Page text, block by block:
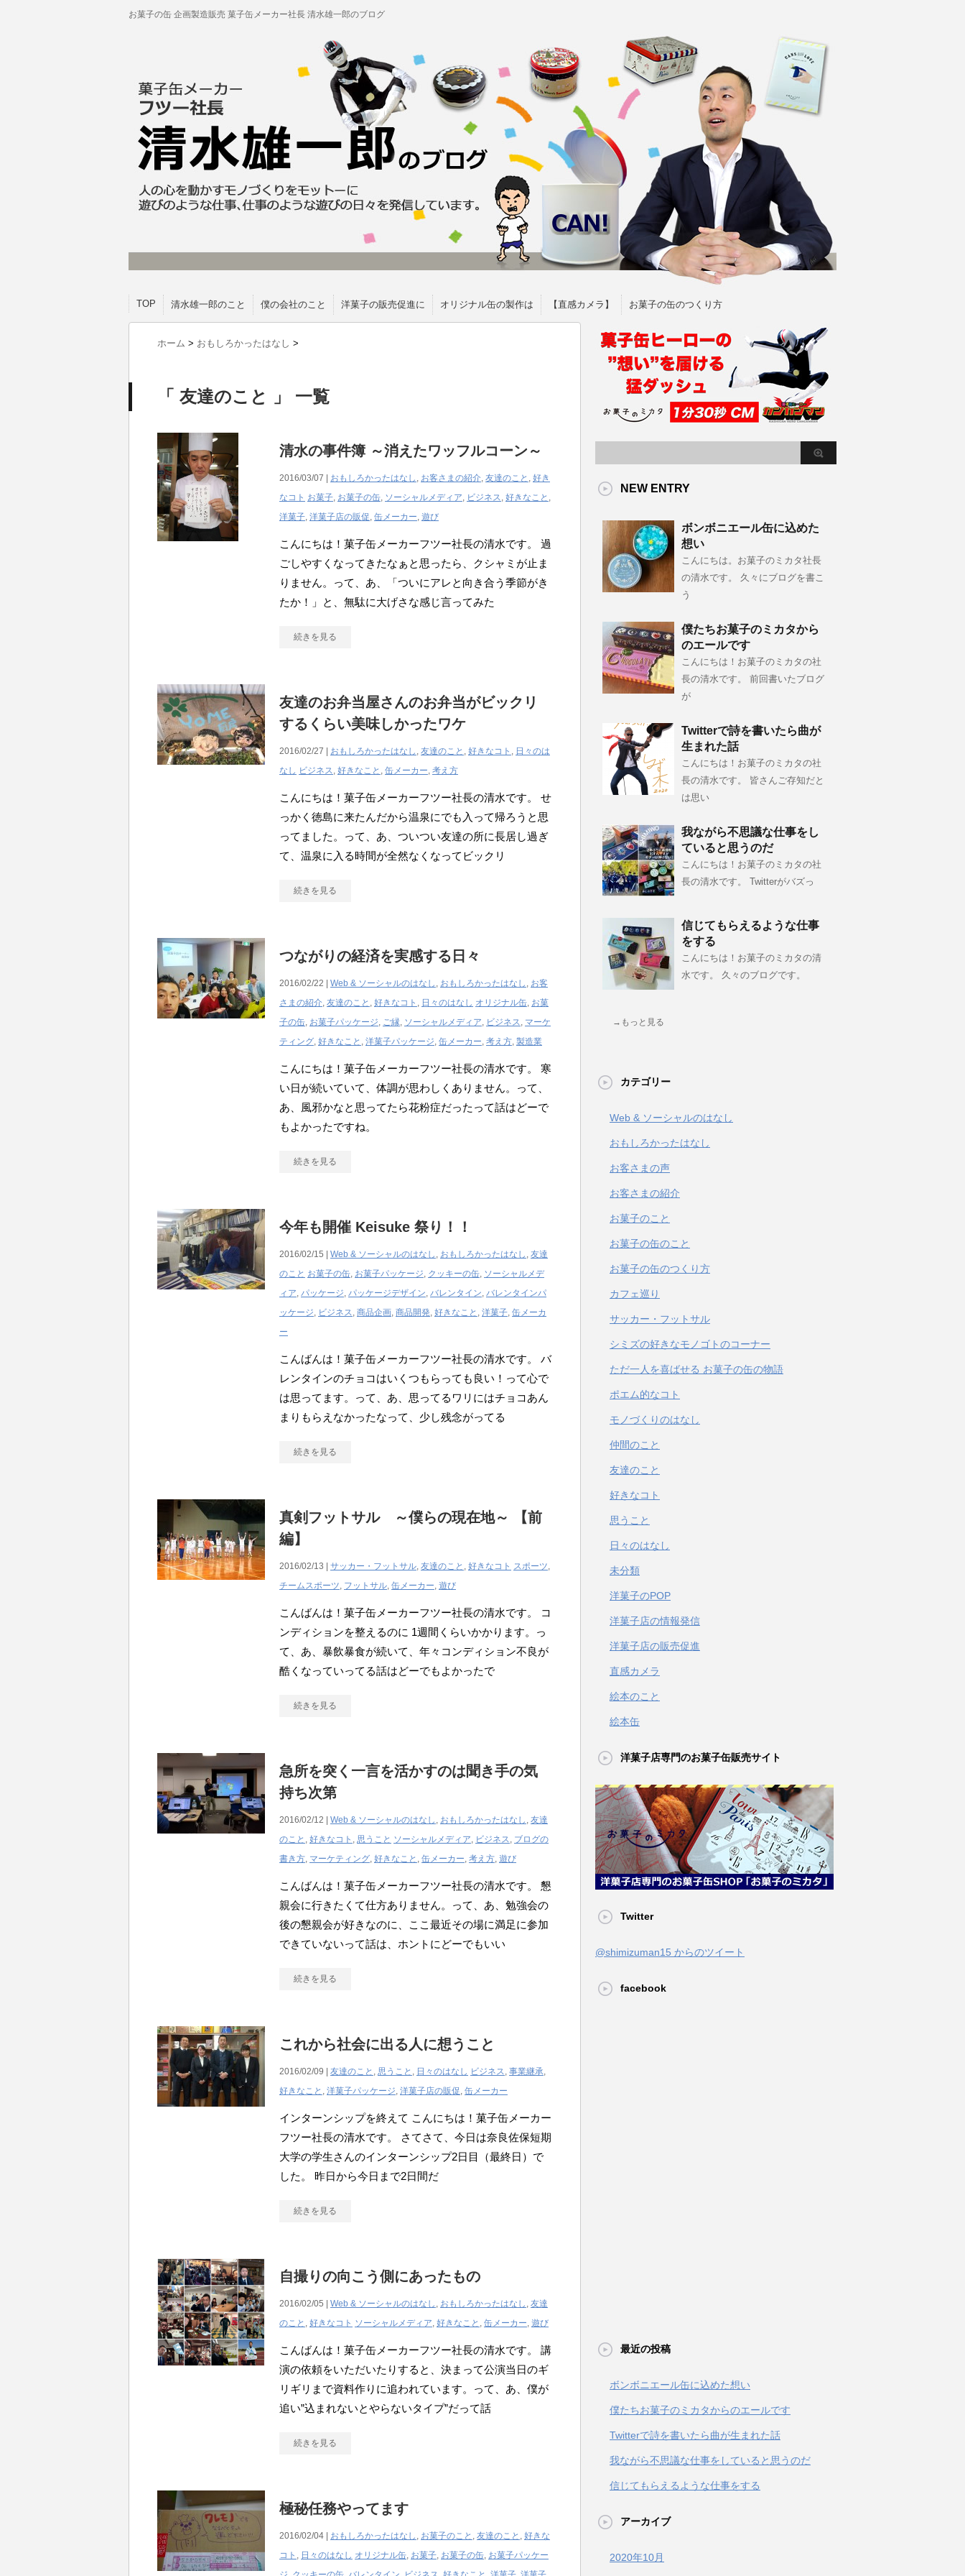
お菓子の缶 企画製造販売 菓子缶メーカー社長 清水雄一郎のブログ
TOP 清水雄一郎のこと 僕の会社のこと 洋菓子の販売促進に オリジナル缶の製作は 【直感カメラ】 お菓子の缶のつくり方
ホーム > おもしろかったはなし >
「 友達のこと 」 一覧
清水の事件簿 ～消えたワッフルコーン～
2016/03/07 | おもしろかったはなし , お客さまの紹介, 友達のこと , 好き
なコト お菓子, お菓子の缶, ソーシャルメディア, ビジネス, 好きなこと ,
洋菓子, 洋菓子店の販促, 缶メーカー, 遊び
こんにちは！菓子缶メーカーフツー社長の清水です。 過
ごしやすくなってきたなぁと思ったら、クシャミが止ま
りません。って、あ、「ついにアレと向き合う季節がき
たか！」と、無駄に大げさな感じ言ってみた
続きを見る
友達のお弁当屋さんのお弁当がビックリ
するくらい美味しかったワケ
2016/02/27 | おもしろかったはなし , 友達のこと , 好きなコト , 日々のは
なし ビジネス, 好きなこと , 缶メーカー, 考え方
こんにちは！菓子缶メーカーフツー社長の清水です。 せ
っかく徳島に来たんだから温泉にでも入って帰ろうと思
ってました。って、あ、ついつい友達の所に長居し過ぎ
て、温泉に入る時間が全然なくなってビックリ
続きを見る
つながりの経済を実感する日々
2016/02/22 | Web & ソーシャルのはなし , おもしろかったはなし , お客
さまの紹介, 友達のこと , 好きなコト , 日々のはなし オリジナル缶, お菓
子の缶, お菓子パッケージ, ご縁, ソーシャルメディア, ビジネス, マーケ
ティング, 好きなこと , 洋菓子パッケージ, 缶メーカー, 考え方, 製造業
こんにちは！菓子缶メーカーフツー社長の清水です。 寒
い日が続いていて、体調が思わしくありません。って、
あ、風邪かなと思ってたら花粉症だったって話はどーで
もよかったですね。
続きを見る
今年も開催 Keisuke 祭り！！
2016/02/15 | Web & ソーシャルのはなし , おもしろかったはなし , 友達
のこと お菓子の缶, お菓子パッケージ, クッキーの缶, ソーシャルメデ
ィア, パッケージ, パッケージデザイン, バレンタイン, バレンタインパ
ッケージ, ビジネス, 商品企画, 商品開発, 好きなこと , 洋菓子, 缶メーカ
ー
こんばんは！菓子缶メーカーフツー社長の清水です。 バ
レンタインのチョコはいくつもらっても良い！って心で
は思ってます。って、あ、思ってるワリにはチョコあん
まりもらえなかったなって、少し残念がってる
続きを見る
真剣フットサル ～僕らの現在地～ 【前
編】
2016/02/13 | サッカー・フットサル, 友達のこと , 好きなコト スポーツ,
チームスポーツ, フットサル, 缶メーカー, 遊び
こんばんは！菓子缶メーカーフツー社長の清水です。 コ
ンディションを整えるのに 1週間くらいかかります。っ
て、あ、暴飲暴食が続いて、年々コンディション不良が
酷くなっていってる話はどーでもよかったで
続きを見る
急所を突く一言を活かすのは聞き手の気
持ち次第
2016/02/12 | Web & ソーシャルのはなし , おもしろかったはなし , 友達
のこと , 好きなコト , 思うこと ソーシャルメディア, ビジネス, ブログの
書き方, マーケティング, 好きなこと , 缶メーカー, 考え方, 遊び
こんばんは！菓子缶メーカーフツー社長の清水です。 懇
親会に行きたくて仕方ありません。って、あ、勉強会の
後の懇親会が好きなのに、ここ最近その場に満足に参加
できていないって話は、ホントにどーでもいい
続きを見る
これから社会に出る人に想うこと
2016/02/09 | 友達のこと , 思うこと , 日々のはなし ビジネス, 事業継承,
好きなこと , 洋菓子パッケージ, 洋菓子店の販促, 缶メーカー
インターンシップを終えて こんにちは！菓子缶メーカー
フツー社長の清水です。 さてさて、今日は奈良佐保短期
大学の学生さんのインターンシップ2日目（最終日）で
した。 昨日から今日まで2日間だ
続きを見る
自撮りの向こう側にあったもの
2016/02/05 | Web & ソーシャルのはなし , おもしろかったはなし , 友達
のこと , 好きなコト ソーシャルメディア, 好きなこと , 缶メーカー, 遊び
こんばんは！菓子缶メーカーフツー社長の清水です。 講
演の依頼をいただいたりすると、決まって公演当日のギ
リギリまで資料作りに追われています。って、あ、僕が
追い”込まれないとやらないタイプ”だって話
続きを見る
極秘任務やってます
2016/02/04 | おもしろかったはなし , お菓子のこと , 友達のこと , 好きな
コト , 日々のはなし オリジナル缶, お菓子, お菓子の缶, お菓子パッケー
NEW ENTRY
ボンボニエール缶に込めた
想い
こんにちは。お菓子のミカタ社長
の清水です。 久々にブログを書こ
う
僕たちお菓子のミカタから
のエールです
こんにちは！お菓子のミカタの社
長の清水です。 前回書いたブログ
が
Twitterで詩を書いたら曲が
生まれた話
こんにちは！お菓子のミカタの社
長の清水です。 皆さんご存知だと
は思い
我ながら不思議な仕事をし
ていると思うのだ
こんにちは！お菓子のミカタの社
長の清水です。 Twitterがバズっ
信じてもらえるような仕事
をする
こんにちは！お菓子のミカタの清
水です。 久々のブログです。
→もっと見る
カテゴリー
Web & ソーシャルのはなし
おもしろかったはなし
お客さまの声
お客さまの紹介
お菓子のこと
お菓子の缶のこと
お菓子の缶のつくり方
カフェ巡り
サッカー・フットサル
シミズの好きなモノゴトのコーナー
ただ一人を喜ばせる お菓子の缶の物語
ポエム的なコト
モノづくりのはなし
仲間のこと
友達のこと
好きなコト
思うこと
日々のはなし
未分類
洋菓子のPOP
洋菓子店の情報発信
洋菓子店の販売促進
直感カメラ
絵本のこと
絵本缶
洋菓子店専門のお菓子缶販売サイト
Twitter
@shimizuman15 からのツイート
facebook
最近の投稿
ボンボニエール缶に込めた想い
僕たちお菓子のミカタからのエールです
Twitterで詩を書いたら曲が生まれた話
我ながら不思議な仕事をしていると思うのだ
信じてもらえるような仕事をする
アーカイブ
2020年10月